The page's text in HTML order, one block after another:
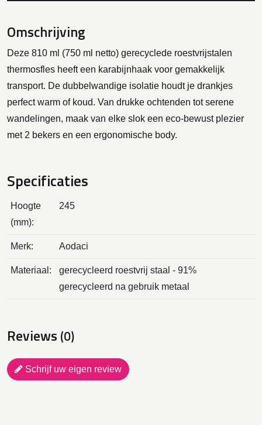
Omschrijving
Deze 810 ml (750 ml netto) gerecyclede roestvrijstalen
thermosfles heeft een karabijnhaak voor gemakkelijk
transport. De dubbelwandige isolatie houdt je drankjes
perfect warm of koud. Van drukke ochtenden tot serene
wandelingen, maak van elke slok een eco-bewust plezier
met 2 bekers en een ergonomische body.
Specificaties
Hoogte
(mm):
245
Merk: Aodaci
Materiaal:
gerecycleerd roestvrij staal - 91%
gerecycleerd na gebruik metaal
Reviews (0)
Schrijf uw eigen review